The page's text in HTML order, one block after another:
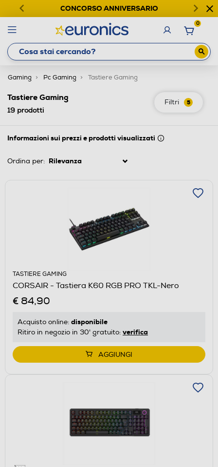
CONCORSO ANNIVERSARIO
0
Gaming Pc Gaming Tastiere Gaming
Filtri 5
Tastiere Gaming
19 prodotti
Informazioni sui prezzi e prodotti visualizzati
Ordina per:
TASTIERE GAMING
CORSAIR - Tastiera K60 RGB PRO TKL-Nero
€ 84,90
Acquisto online: disponibile
Ritiro in negozio in 30' gratuito: verifica
AGGIUNGI